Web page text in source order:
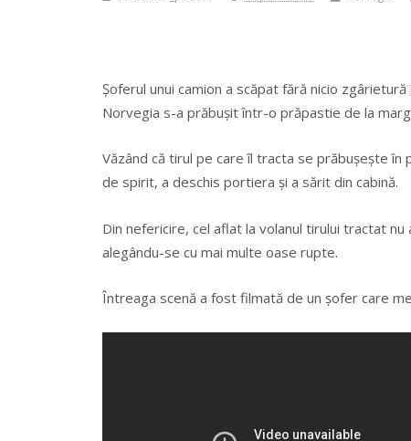
Şoferul unui camion a scăpat fără nicio
Norvegia s-a prăbuşit într-o prăpastie de la
Văzând că tirul pe care îl tracta se prăbuşeşte
de spirit, a deschis portiera şi a sărit din cabină.
Din nefericire, cel aflat la volanul tirului tractat
alegându-se cu mai multe oase rupte.
Întreaga scenă a fost filmată de un şofer care